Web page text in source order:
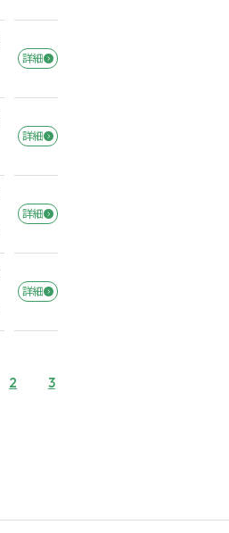
詳細
詳細
詳細
詳細
2 3